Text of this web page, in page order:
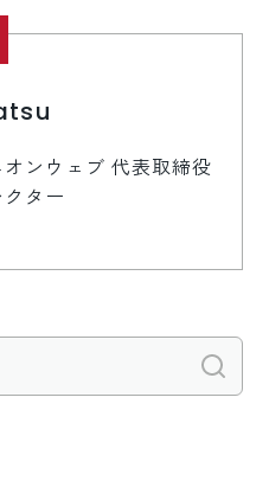
ンウェブ 代表取締役
ター